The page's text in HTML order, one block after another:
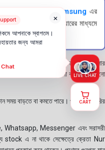
Samsung এর
পরই বিক্রি ও কুরিয়ারের মাধ্যমে
মোবাইলে লাগিয়ে চেক করে নিবেন কালার
পলি তুলবেন। পলি তোলা বা আঠা লাগানো
বাড়তে বা কমতে পারে। পণ্য ডেলিভারির
Whatsapp, Messenger এবং সরাসরী
এ না থাকে সেক্ষেত্রে ক্রেতা Nur
×
আপনাকে স্বাগতম।
জন্য আমরা
LIVE CHAT
CART